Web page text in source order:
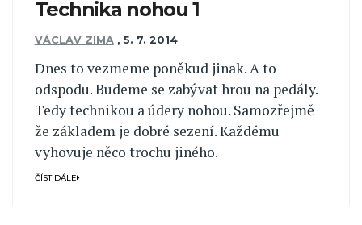
Technika nohou 1
VÁCLAV ZIMA , 5. 7. 2014
Dnes to vezmeme poněkud jinak. A to
odspodu. Budeme se zabývat hrou na pedály.
Tedy technikou a údery nohou. Samozřejmě
že základem je dobré sezení. Každému
vyhovuje něco trochu jiného.
ČÍST DÁLE